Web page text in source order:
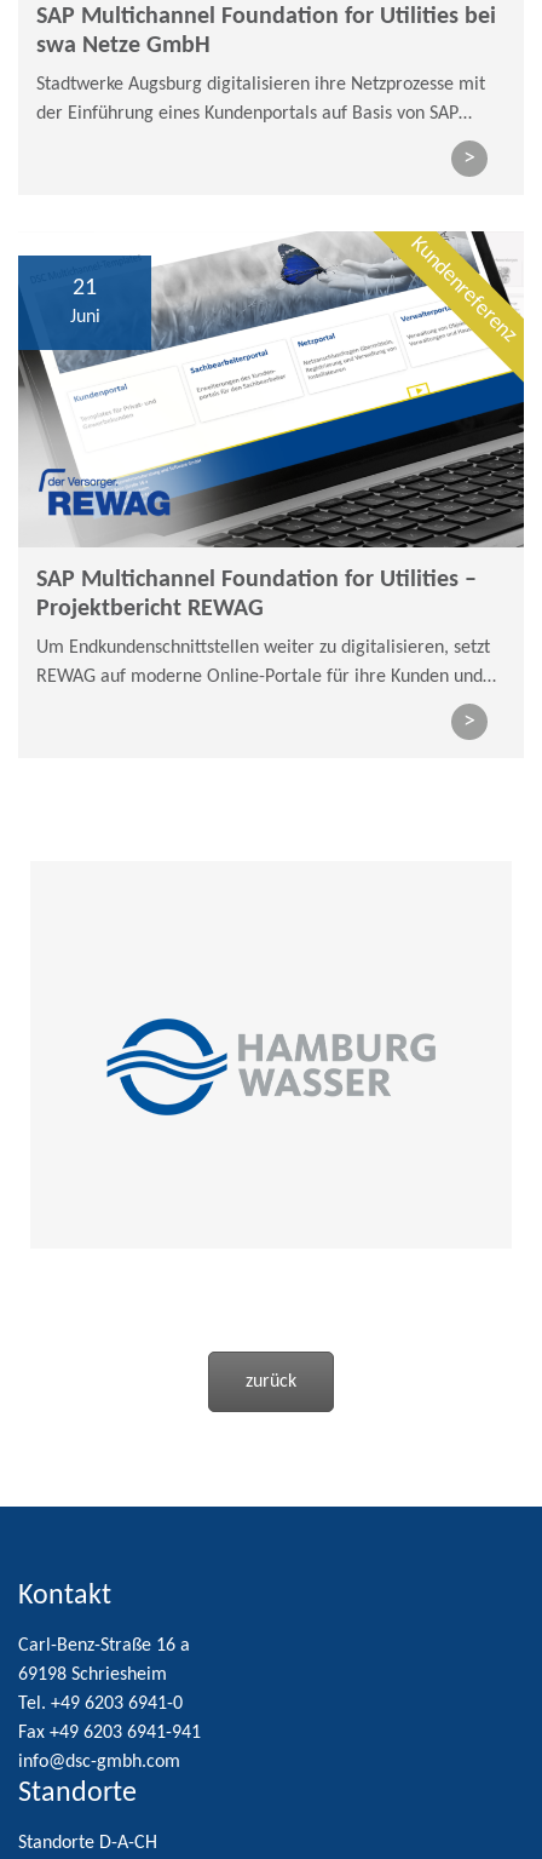
SAP Multichannel Foundation for Utilities bei
swa Netze GmbH
Stadtwerke Augsburg digitalisieren ihre Netzprozesse mit
der Einführung eines Kundenportals auf Basis von SAP
>
Kundenreferenz
21
Juni
SAP Multichannel Foundation for Utilities –
Projektbericht REWAG
Um Endkundenschnittstellen weiter zu digitalisieren, setzt
REWAG auf moderne Online-Portale für ihre Kunden und
>
zurück
Kontakt
Carl-Benz-Straße 16 a
69198 Schriesheim
Tel. +49 6203 6941-0
Fax +49 6203 6941-941
info@dsc-gmbh.com
Standorte
Standorte D-A-CH